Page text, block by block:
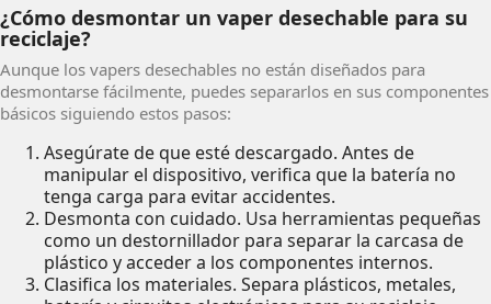
¿Cómo desmontar un vaper desechable para su
reciclaje?
Aunque los vapers desechables no están diseñados para
desmontarse fácilmente, puedes separarlos en sus componentes
básicos siguiendo estos pasos:
Asegúrate de que esté descargado. Antes de
manipular el dispositivo, verifica que la batería no
tenga carga para evitar accidentes.
Desmonta con cuidado. Usa herramientas pequeñas
como un destornillador para separar la carcasa de
plástico y acceder a los componentes internos.
Clasifica los materiales. Separa plásticos, metales,